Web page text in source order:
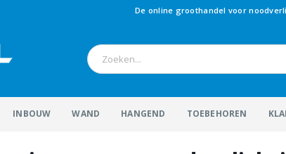
De online groothandel voor
INBOUW WAND HANGEND TOEBEHOREN